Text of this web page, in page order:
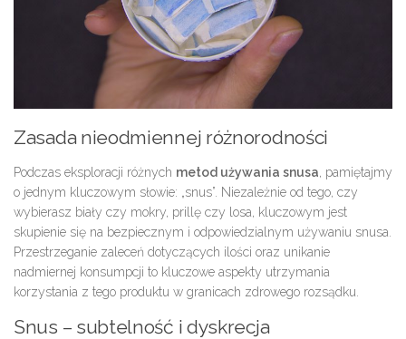
Zasada nieodmiennej różnorodności
Podczas eksploracji różnych metod używania snusa , pamiętajmy
o jednym kluczowym słowie: „snus”. Niezależnie od tego, czy
wybierasz biały czy mokry, prillę czy losa, kluczowym jest
skupienie się na bezpiecznym i odpowiedzialnym używaniu snusa.
Przestrzeganie zaleceń dotyczących ilości oraz unikanie
nadmiernej konsumpcji to kluczowe aspekty utrzymania
korzystania z tego produktu w granicach zdrowego rozsądku.
Snus – subtelność i dyskrecja